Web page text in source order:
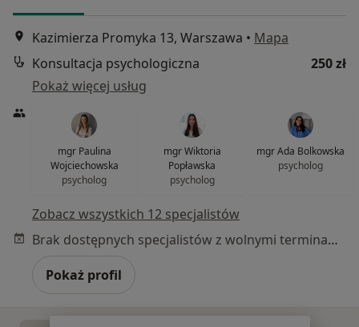
Kazimierza Promyka 13, Warszawa • Mapa
Konsultacja psychologiczna
250 zł
Pokaż więcej usług
mgr Paulina
Wojciechowska
psycholog
mgr Wiktoria
Popławska
psycholog
mgr Ada Bolkowska
psycholog
Zobacz wszystkich 12 specjalistów
Brak dostępnych specjalistów z wolnymi terminami w tym centrum medycznym.
Pokaż profil